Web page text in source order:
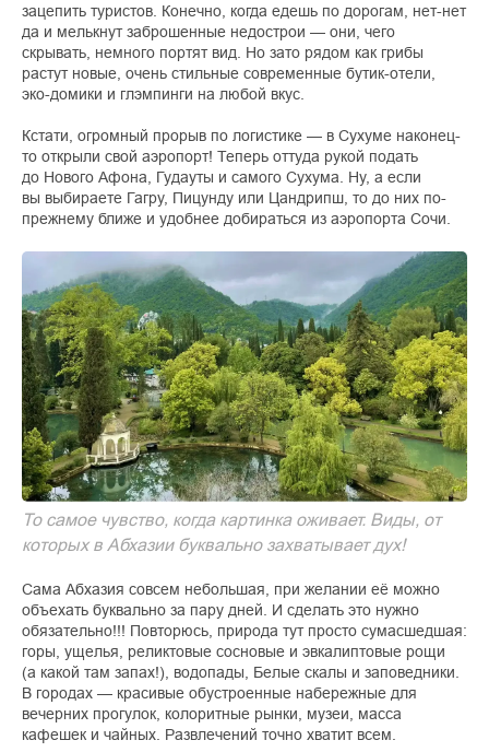
зацепить туристов. Конечно, когда едешь по дорогам, нет-нет
да и мелькнут заброшенные недострои — они, чего
скрывать, немного портят вид. Но зато рядом как грибы
растут новые, очень стильные современные бутик-отели,
эко-домики и глэмпинги на любой вкус.
Кстати, огромный прорыв по логистике — в Сухуме наконец-
то открыли свой аэропорт! Теперь оттуда рукой подать
до Нового Афона, Гудауты и самого Сухума. Ну, а если
вы выбираете Гагру, Пицунду или Цандрипш, то до них по-
прежнему ближе и удобнее добираться из аэропорта Сочи.
То самое чувство, когда картинка оживает. Виды, от
которых в Абхазии буквально захватывает дух!
Сама Абхазия совсем небольшая, при желании её можно
объехать буквально за пару дней. И сделать это нужно
обязательно!!! Повторюсь, природа тут просто сумасшедшая:
горы, ущелья, реликтовые сосновые и эвкалиптовые рощи
(а какой там запах!), водопады, Белые скалы и заповедники.
В городах — красивые обустроенные набережные для
вечерних прогулок, колоритные рынки, музеи, масса
кафешек и чайных. Развлечений точно хватит всем.